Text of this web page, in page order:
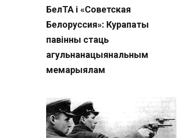
БелТА і «Советская
Белоруссия»: Курапаты
павінны стаць
агульнанацыянальным
мемарыялам